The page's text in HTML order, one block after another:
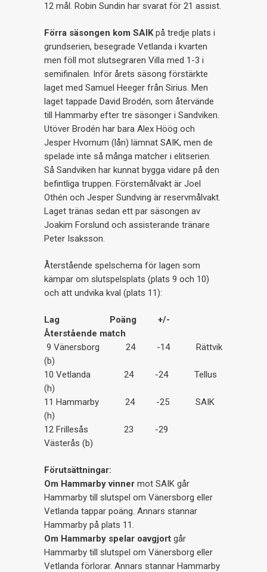
12 mål. Robin Sundin har svarat för 21 assist.
Förra säsongen kom SAIKpå tredje plats i
grundserien, besegrade Vetlanda i kvarten
men föll mot slutsegraren Villa med 1-3 i
semifinalen. Inför årets säsong förstärkte
laget med Samuel Heeger från Sirius. Men
laget tappade David Brodén, som återvände
till Hammarby efter tre säsonger i Sandviken.
Utöver Brodén har bara Alex Höög och
Jesper Hvornum (lån) lämnat SAIK, men de
spelade inte så många matcher i elitserien.
Så Sandviken har kunnat bygga vidare på den
befintliga truppen. Förstemålvakt är Joel
Othén och Jesper Sundving är reservmålvakt.
Laget tränas sedan ett par säsongen av
Joakim Forslund och assisterande tränare
Peter Isaksson.
Återstående spelschema för lagen som
kämpar om slutspelsplats (plats 9 och 10)
och att undvika kval (plats 11):
Lag Poäng +/-
Återstående match
9 Vänersborg 24 -14 Rättvik
(b)
10 Vetlanda 24 -24 Tellus
(h)
11 Hammarby 24 -25 SAIK
(h)
12 Frillesås 23 -29
Västerås (b)
Förutsättningar:
Om Hammarby vinner mot SAIK går
Hammarby till slutspel om Vänersborg eller
Vetlanda tappar poäng. Annars stannar
Hammarby på plats 11.
Om Hammarby spelar oavgjort går
Hammarby till slutspel om Vänersborg eller
Vetlanda förlorar. Annars stannar Hammarby